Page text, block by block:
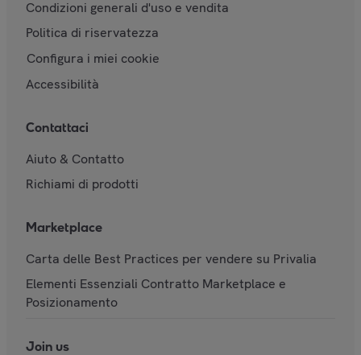
Condizioni generali d'uso e vendita
Politica di riservatezza
Configura i miei cookie
Accessibilità
Contattaci
Aiuto & Contatto
Richiami di prodotti
Marketplace
Carta delle Best Practices per vendere su Privalia
Elementi Essenziali Contratto Marketplace e
Posizionamento
Join us